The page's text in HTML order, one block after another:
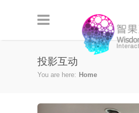
投影互动
You are here: Home